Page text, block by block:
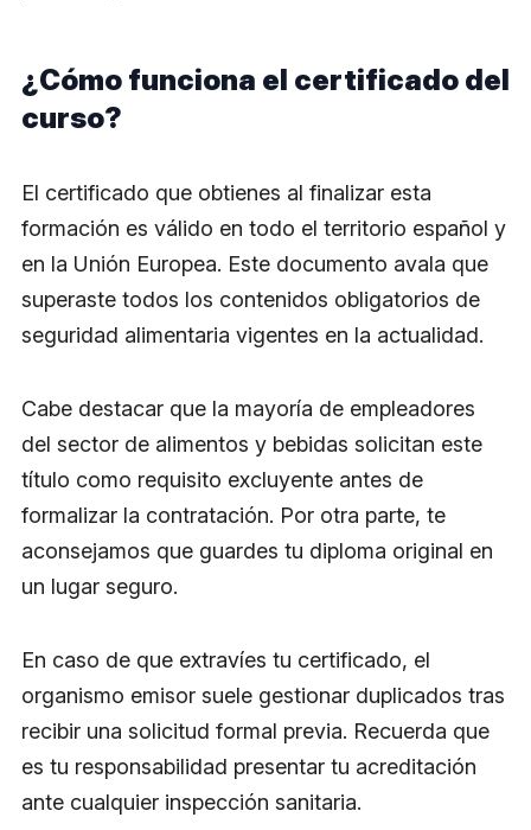
¿Cómo funciona el certificado del
curso?
El certificado que obtienes al finalizar esta
formación es válido en todo el territorio español y
en la Unión Europea. Este documento avala que
superaste todos los contenidos obligatorios de
seguridad alimentaria vigentes en la actualidad.
Cabe destacar que la mayoría de empleadores
del sector de alimentos y bebidas solicitan este
título como requisito excluyente antes de
formalizar la contratación. Por otra parte, te
aconsejamos que guardes tu diploma original en
un lugar seguro.
En caso de que extravíes tu certificado, el
organismo emisor suele gestionar duplicados tras
recibir una solicitud formal previa. Recuerda que
es tu responsabilidad presentar tu acreditación
ante cualquier inspección sanitaria.